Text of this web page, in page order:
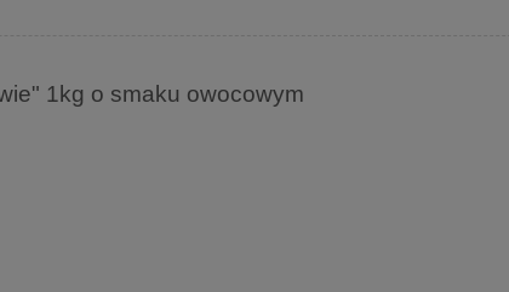
1kg o smaku owocowym